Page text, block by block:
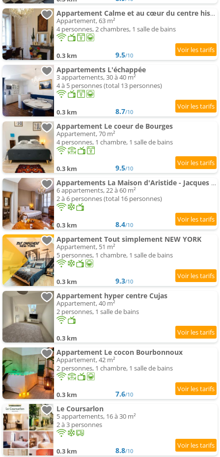
Appartement Calme et au cœur du centre historique
Appartement, 63 m²
4 personnes, 2 chambres, 1 salle de bains
0.3 km 9.5/10
Appartements L'échappée
3 appartements, 30 à 40 m²
4 à 5 personnes (total 13 personnes)
0.3 km 8.7/10
Appartement Le coeur de Bourges
Appartement, 70 m²
4 personnes, 1 chambre, 1 salle de bains
0.3 km 9.5/10
Appartements La Maison d'Aristide - Jacques Cœur - parking privatif - Panette Collection
6 appartements, 22 à 60 m²
2 à 6 personnes (total 16 personnes)
0.3 km 8.4/10
Appartement Tout simplement NEW YORK
Appartement, 51 m²
5 personnes, 1 chambre, 1 salle de bains
0.3 km 9.3/10
Appartement hyper centre Cujas
Appartement, 40 m²
2 personnes, 1 salle de bains
0.3 km
Appartement Le cocon Bourbonnoux
Appartement, 42 m²
2 personnes, 1 chambre, 1 salle de bains
0.3 km 7.6/10
Le Coursarlon
5 appartements, 16 à 30 m²
2 à 3 personnes
0.3 km 8.8/10